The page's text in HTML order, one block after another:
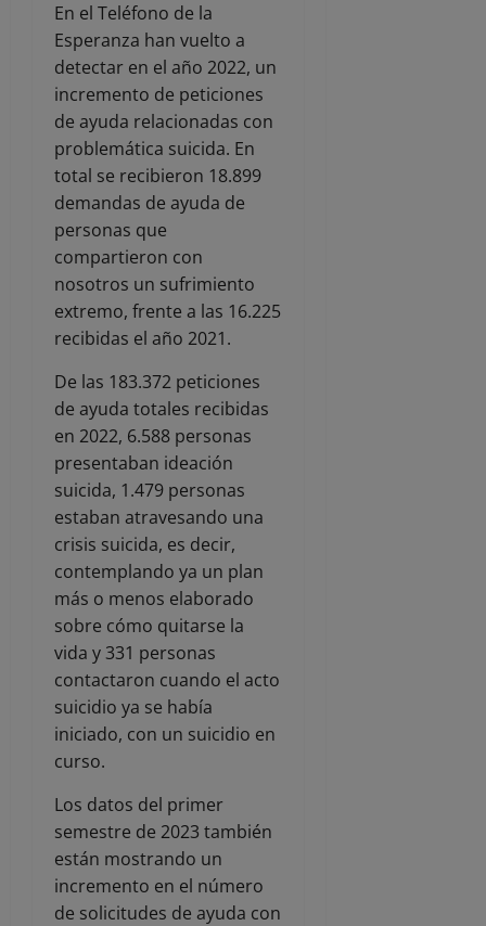
En el Teléfono de la
Esperanza han vuelto a
detectar en el año 2022, un
incremento de peticiones
de ayuda relacionadas con
problemática suicida. En
total se recibieron 18.899
demandas de ayuda de
personas que
compartieron con
nosotros un sufrimiento
extremo, frente a las 16.225
recibidas el año 2021.
De las 183.372 peticiones
de ayuda totales recibidas
en 2022, 6.588 personas
presentaban ideación
suicida, 1.479 personas
estaban atravesando una
crisis suicida, es decir,
contemplando ya un plan
más o menos elaborado
sobre cómo quitarse la
vida y 331 personas
contactaron cuando el acto
suicidio ya se había
iniciado, con un suicidio en
curso.
Los datos del primer
semestre de 2023 también
están mostrando un
incremento en el número
de solicitudes de ayuda con